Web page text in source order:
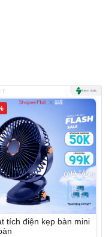
tích điện kẹp bàn mini